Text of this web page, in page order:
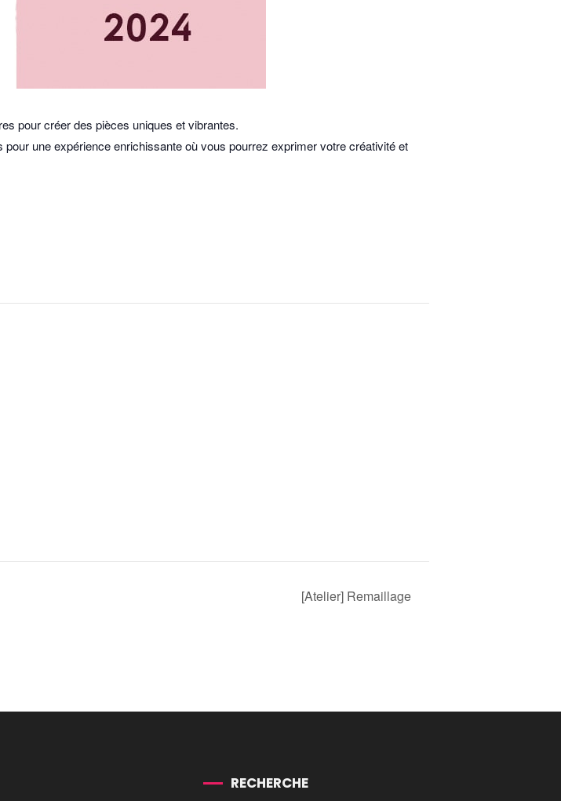
pour créer des pièces uniques et vibrantes.
une expérience enrichissante où vous pourrez exprimer votre créativité et
[Atelier] Remaillage
RECHERCHE